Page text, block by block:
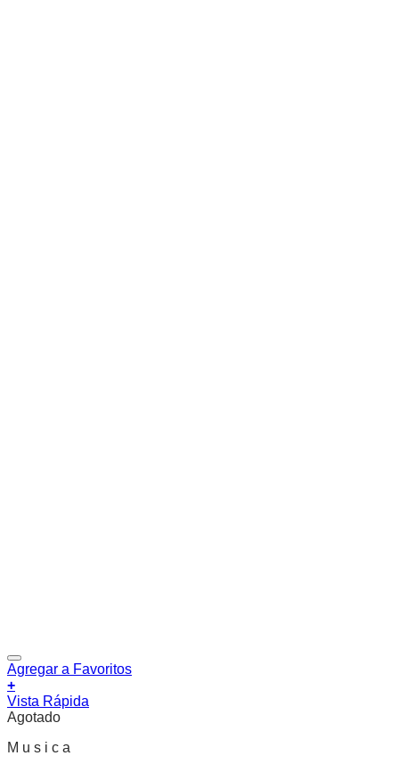
Agregar a Favoritos
+
Vista Rápida
Agotado
M u s i c a